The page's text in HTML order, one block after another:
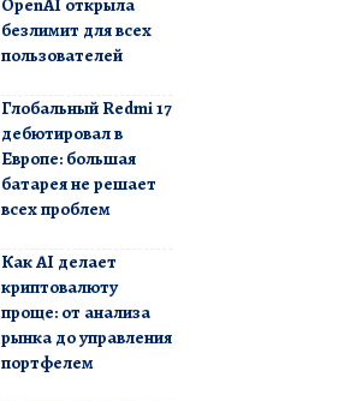
безлимит для всех
пользователей
Глобальный Redmi 17
дебютировал в
Европе: большая
батарея не решает
всех проблем
Как AI делает
криптовалюту
проще: от анализа
рынка до управления
портфелем